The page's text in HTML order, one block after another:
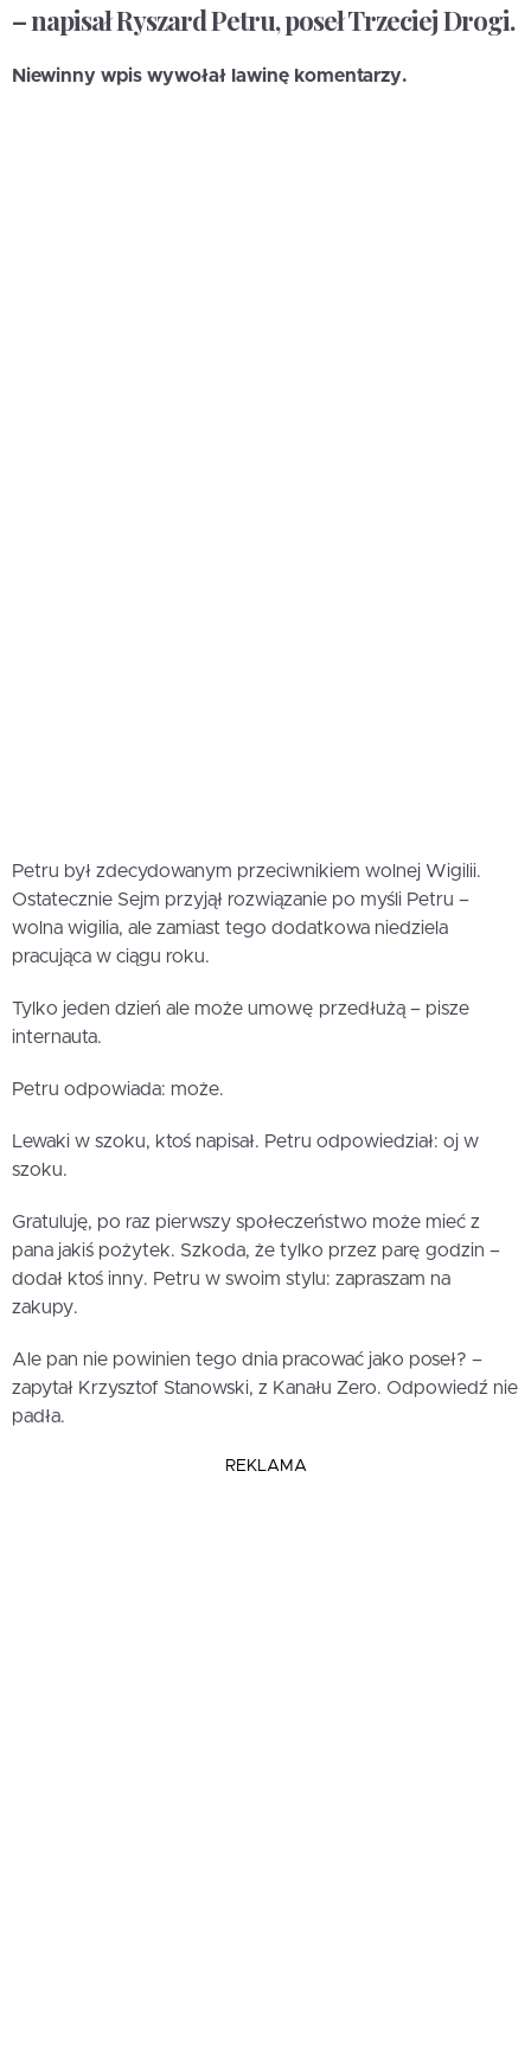
– napisał Ryszard Petru, poseł Trzeciej Drogi.
Niewinny wpis wywołał lawinę komentarzy.
Petru był zdecydowanym przeciwnikiem wolnej Wigilii.
Ostatecznie Sejm przyjął rozwiązanie po myśli Petru –
wolna wigilia, ale zamiast tego dodatkowa niedziela
pracująca w ciągu roku.
Tylko jeden dzień ale może umowę przedłużą – pisze
internauta.
Petru odpowiada: może.
Lewaki w szoku, ktoś napisał. Petru odpowiedział: oj w
szoku.
Gratuluję, po raz pierwszy społeczeństwo może mieć z
pana jakiś pożytek. Szkoda, że tylko przez parę godzin –
dodał ktoś inny. Petru w swoim stylu: zapraszam na
zakupy.
Ale pan nie powinien tego dnia pracować jako poseł? –
zapytał Krzysztof Stanowski, z Kanału Zero. Odpowiedź nie
padła.
REKLAMA